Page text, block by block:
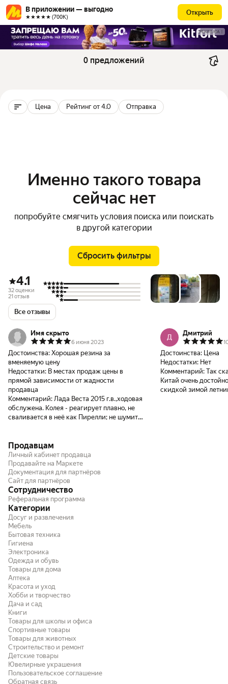
В приложении — выгодно
★★★★★ (700К)
Открыть
РЕКЛАМА
0 предложений
Цена Рейтинг от 4.0 Отправка
Именно такого товара
сейчас нет
попробуйте смягчить условия поиска или поискать
в другой категории
Сбросить фильтры
4.1
32 оценки
21 отзыв
Все отзывы
Имя скрыто
6 июня 2023
Достоинства: Хорошая резина за
вменяемую цену
Недостатки: В местах продаж цены в
прямой зависимости от жадности
продавца
Комментарий: Лада Веста 2015 г.в.,ходовая
обслужена. Колея - реагирует плавно, не
сваливается в неё как Пирелли; не шумит
держит хорошо, я конечно не гонщик, но на
160 всё прекрасно(быстрее не езжу, нет
надобности) . Торможение
прогнозируемое. Я взял 195/55-16 по 4500
за колесо на рынке, в магазине
закончились 205/50-16 по 4300, ждать
надо было неделю, а меня уже и гайцы
достали и жалко было хорошую зимнюю
ханкук рс2 - за три сезона ни один шип не
вылетел при правильной прикатке (размер
205/60-16). В общем и целом, кто хочет
взять хорошую летнюю недорогую резину
за адекватные деньги - берите а607 ( не
путать с а609, она младше по возрасту и
хуже по возможностям, а цена ненамного
ниже).
Д
Дмитрий
Достоинства: Цена
Недостатки: Нет
Комментарий: Так
Китай очень
скидкой зимой
Продавцам
Личный кабинет продавца
Продавайте на Маркете
Документация для партнёров
Сайт для партнёров
Сотрудничество
Реферальная программа
Категории
Досуг и развлечения
Мебель
Бытовая техника
Гигиена
Электроника
Одежда и обувь
Товары для дома
Аптека
Красота и уход
Хобби и творчество
Дача и сад
Книги
Товары для школы и офиса
Спортивные товары
Товары для животных
Строительство и ремонт
Детские товары
Ювелирные украшения
Пользовательское соглашение
Обратная связь